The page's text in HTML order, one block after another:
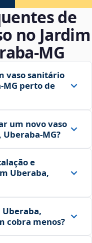
de
no Jardim
vaso sanitário
perto de
um novo vaso
e
Uberaba,
Uberaba,
cobra menos?